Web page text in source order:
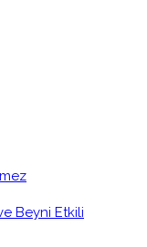
Beyni Etkili